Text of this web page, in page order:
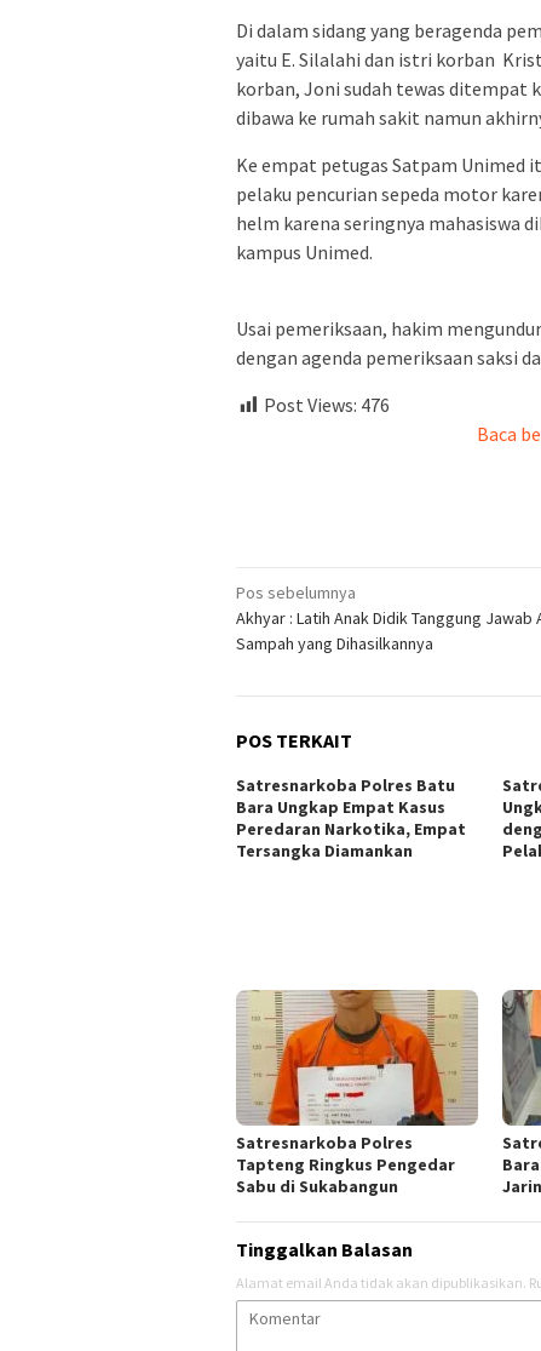
Di dalam sidang yang beragenda
yaitu E. Silalahi dan istri korban
korban, Joni sudah tewas ditempat
dibawa ke rumah sakit namun
Ke empat petugas Satpam Unimed
pelaku pencurian sepeda motor
helm karena seringnya mahasiswa
kampus Unimed.
Usai pemeriksaan, hakim
dengan agenda pemeriksaan saksi
Post Views: 476
Baca
Navigasi
pos
Pos sebelumnya
Akhyar : Latih Anak Didik Tanggung Jawab
Sampah yang Dihasilkannya
POS TERKAIT
Satresnarkoba Polres Batu
Bara Ungkap Empat Kasus
Peredaran Narkotika, Empat
Tersangka Diamankan
Satresnarkoba Polres
Tapteng Ringkus Pengedar
Sabu di Sukabangun
Tinggalkan Balasan
Alamat email Anda tidak akan dipublikasikan.